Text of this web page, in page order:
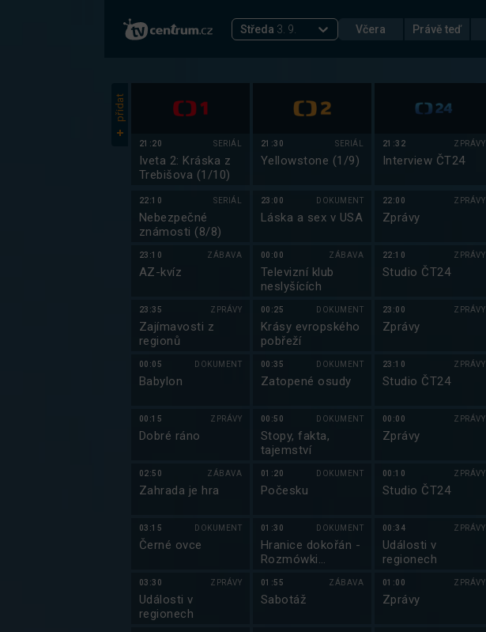
Středa 3. 9. Včera Právě teď
přidat
21:20 SERIÁL
Iveta 2: Kráska z
Trebišova (1/10)
22:10 SERIÁL
Nebezpečné
známosti (8/8)
23:10 ZÁBAVA
AZ-kvíz
23:35 ZPRÁVY
Zajímavosti z
regionů
00:05 DOKUMENT
Babylon
00:15 ZPRÁVY
Dobré ráno
02:50 ZÁBAVA
Zahrada je hra
03:15 DOKUMENT
Černé ovce
03:30 ZPRÁVY
Události v
regionech
21:30 SERIÁL
Yellowstone (1/9)
23:00 DOKUMENT
Láska a sex v USA
00:00 ZÁBAVA
Televizní klub
neslyšících
00:25 DOKUMENT
Krásy evropského
pobřeží
00:35 DOKUMENT
Zatopené osudy
00:50 DOKUMENT
Stopy, fakta,
tajemství
01:20 DOKUMENT
Počesku
01:30 DOKUMENT
Hranice dokořán -
Rozmówki
01:55 ZÁBAVA
Sabotáž
21:32 ZPRÁVY
Interview ČT24
22:00 ZPRÁVY
Zprávy
22:10 ZPRÁVY
Studio ČT24
23:00 ZPRÁVY
Zprávy
23:10 ZPRÁVY
Studio ČT24
00:00 ZPRÁVY
Zprávy
00:10 ZPRÁVY
Studio ČT24
00:34 ZPRÁVY
Události v
regionech
01:00 ZPRÁVY
Zprávy